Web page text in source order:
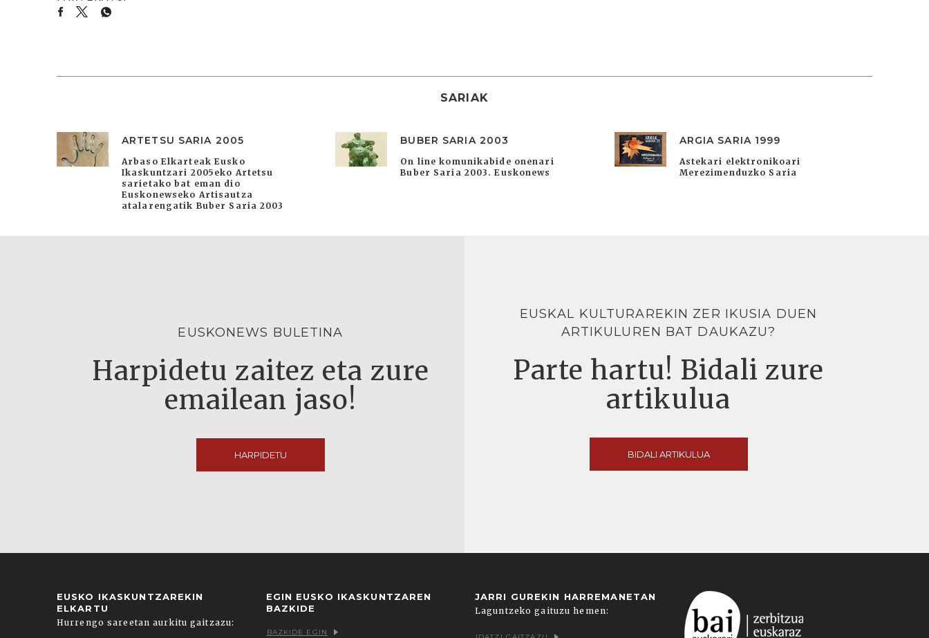
SARIAK
ARTETSU SARIA 2005
Arbaso Elkarteak Eusko
Ikaskuntzari 2005eko Artetsu
sarietako bat eman dio
Euskonewseko Artisautza
atalarengatik Buber Saria 2003
BUBER SARIA 2003
On line komunikabide onenari
Buber Saria 2003. Euskonews
ARGIA SARIA 1999
Astekari elektronikoari
Merezimenduzko Saria
EUSKONEWS BULETINA
Harpidetu zaitez eta zure
emailean jaso!
HARPIDETU
EUSKAL KULTURAREKIN ZER IKUSIA DUEN
ARTIKULUREN BAT DAUKAZU?
Parte hartu! Bidali zure
artikulua
BIDALI ARTIKULUA
EUSKO IKASKUNTZAREKIN
ELKARTU
Hurrengo sareetan aurkitu gaitzazu:
EGIN EUSKO IKASKUNTZAREN
BAZKIDE
BAZKIDE EGIN
JARRI GUREKIN HARREMANETAN
Laguntzeko gaituzu hemen: